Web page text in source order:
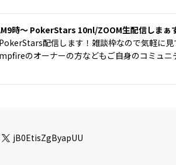
時〜 PokerStars 10nl/ZOOM生配信しまぁ
配信します！雑談枠なので気軽に見
のオーナーの方などもご自身のコミュニ
jB0EtisZgByapUU